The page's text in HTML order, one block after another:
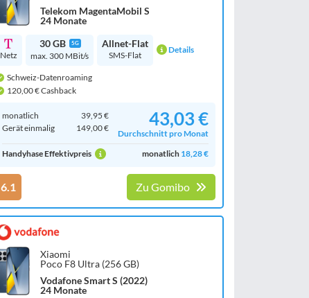
Telekom MagentaMobil S
24 Monate
Netz
30 GB 5G
max. 300 MBit/s
Allnet-Flat
SMS-Flat Details
Schweiz-Datenroaming
120,00 € Cashback
monatlich
39,95 €
Gerät einmalig
149,00 € 43,03 €
Durchschnitt pro Monat
Handyhase Effektivpreis
monatlich 18,28 €
6.1 Zu Gomibo
Xiaomi
Poco F8 Ultra (256 GB)
Vodafone Smart S (2022)
24 Monate